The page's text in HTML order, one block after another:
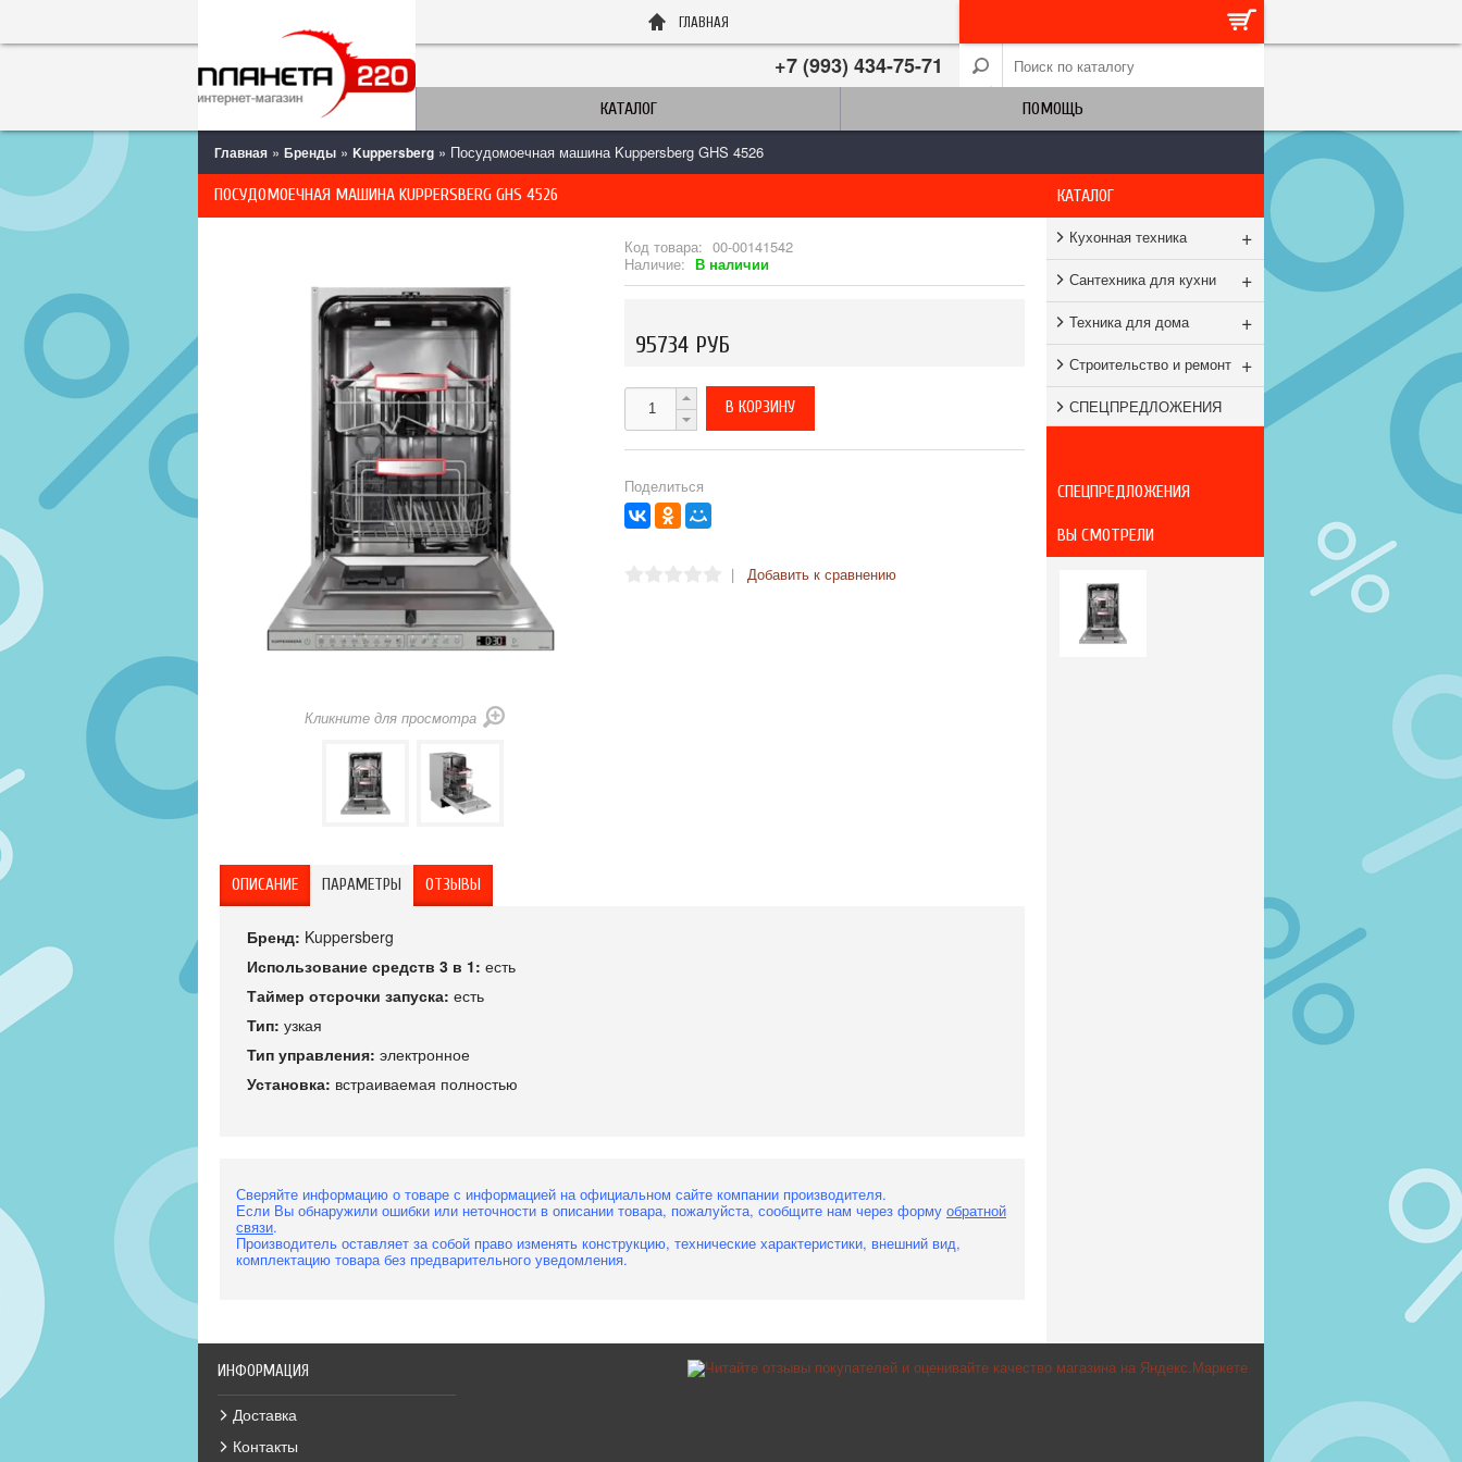
ГЛАВНАЯ
+7 (993) 434-75-71
КАТАЛОГ ПОМОЩЬ
Главная » Бренды » Kuppersberg » Посудомоечная машина Kuppersberg GHS 4526
КАТАЛОГ
Кухонная техника +
Сантехника для кухни +
Техника для дома +
Строительство и ремонт +
СПЕЦПРЕДЛОЖЕНИЯ
СПЕЦПРЕДЛОЖЕНИЯ
ВЫ СМОТРЕЛИ
ПОСУДОМОЕЧНАЯ МАШИНА KUPPERSBERG GHS 4526
Кликните для просмотра
Код товара: 00-00141542
Наличие: В наличии
95734 РУБ
Поделиться
| Добавить к сравнению
ОПИСАНИЕ ПАРАМЕТРЫ ОТЗЫВЫ
Бренд: Kuppersberg
Использование средств 3 в 1: есть
Таймер отсрочки запуска: есть
Тип: узкая
Тип управления: электронное
Установка: встраиваемая полностью
Сверяйте информацию о товаре с информацией на официальном сайте компании производителя.
Если Вы обнаружили ошибки или неточности в описании товара, пожалуйста, сообщите нам через форму обратной
связи.
Производитель оставляет за собой право изменять конструкцию, технические характеристики, внешний вид,
комплектацию товара без предварительного уведомления.
ИНФОРМАЦИЯ
Доставка
Контакты